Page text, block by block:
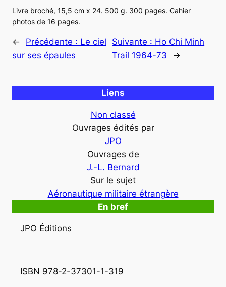
Livre broché, 15,5 cm x 24. 500 g. 300 pages. Cahier
photos de 16 pages.
← Précédente : Le ciel
sur ses épaules
Suivante : Ho Chi Minh
Trail 1964-73
→
Liens
Non classé
Ouvrages édités par
JPO
Ouvrages de
J.-L. Bernard
Sur le sujet
Aéronautique militaire étrangère
En bref
JPO Éditions
ISBN 978-2-37301-1-319